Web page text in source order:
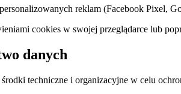
reklam (Facebook Pixel,
cookies w swojej przeglądarce lub
danych
techniczne i organizacyjne w celu